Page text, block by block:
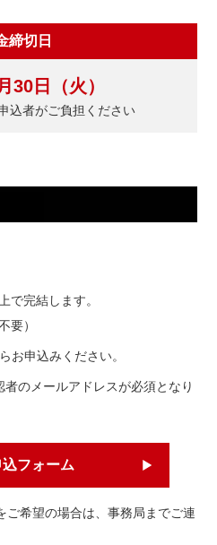
締切日
30日（火）
込者がご負担ください
で完結します。
要）
お申込みください。
のメールアドレスが必須となり
フォーム
希望の場合は、事務局までご連